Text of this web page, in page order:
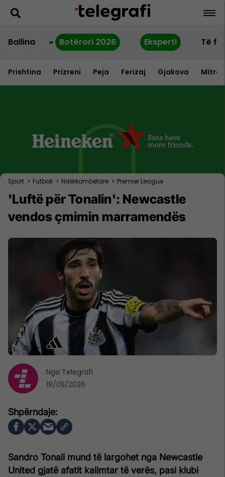
Ballina Botërori 2026 Eksperti Të
Prishtina Prizreni Peja Ferizaj Gjakova
Sport > Futboll > Ndërkombëtare > Premier League
'Luftë për Tonalin': Newcastle
vendos çmimin marramendës
Sandro Tonali mund të largohet nga Newcastle
United gjatë afatit kalimtar të verës, pasi klubi
Nga Telegrafi
18/05/2026